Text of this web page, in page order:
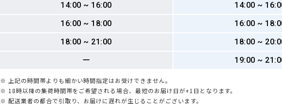
14:00 ~ 16:00
14:00 ~
16:00 ~ 18:00
16:00 ~
18:00 ~ 21:00
18:00 ~
ー
19:00 ~
※ 上記の時間帯よりも細かい時間指定はお受けできません。
※ 18時以降の集荷時間帯をご希望される場合、最短のお届け日が+1日となります。
※ 配送業者の都合で引取り、お届けに遅れが生じることがございます。